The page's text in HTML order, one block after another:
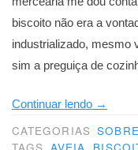
biscoito não era a
industrializado, mesmo
sim a preguiça de
Continuar lendo
de
aveia,
→
CATEGORIAS